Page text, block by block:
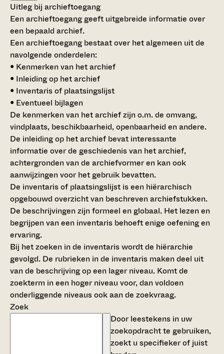
Uitleg bij archieftoegang
Een archieftoegang geeft uitgebreide informatie over
een bepaald archief.
Een archieftoegang bestaat over het algemeen uit de
navolgende onderdelen:
• Kenmerken van het archief
• Inleiding op het archief
• Inventaris of plaatsingslijst
• Eventueel bijlagen
De kenmerken van het archief zijn o.m. de omvang,
vindplaats, beschikbaarheid, openbaarheid en andere.
De inleiding op het archief bevat interessante
informatie over de geschiedenis van het archief,
achtergronden van de archiefvormer en kan ook
aanwijzingen voor het gebruik bevatten.
De inventaris of plaatsingslijst is een hiërarchisch
opgebouwd overzicht van beschreven archiefstukken.
De beschrijvingen zijn formeel en globaal. Het lezen en
begrijpen van een inventaris behoeft enige oefening en
ervaring.
Bij het zoeken in de inventaris wordt de hiërarchie
gevolgd. De rubrieken in de inventaris maken deel uit
van de beschrijving op een lager niveau. Komt de
zoekterm in een hoger niveau voor, dan voldoen
onderliggende niveaus ook aan de zoekvraag.
Zoek
Door leestekens in uw
zoekopdracht te gebruiken,
zoekt u specifieker of juist